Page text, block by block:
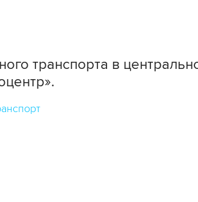
транспорта в